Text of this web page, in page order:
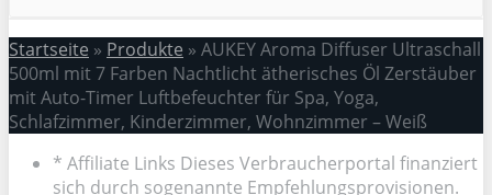
Startseite » Produkte » AUKEY Aroma Diffuser Ultraschall
500ml mit 7 Farben Nachtlicht ätherisches Öl Zerstäuber
mit Auto-Timer Luftbefeuchter für Spa, Yoga,
Schlafzimmer, Kinderzimmer, Wohnzimmer – Weiß
* Affiliate Links Dieses Verbraucherportal finanziert
sich durch sogenannte Empfehlungsprovisionen.